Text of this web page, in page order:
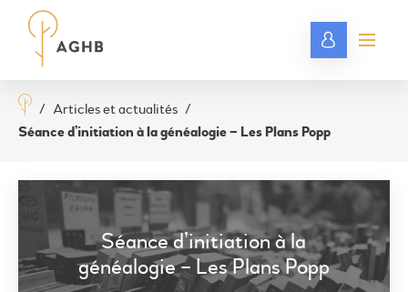
/ Articles et actualités /
Séance d’initiation à la généalogie – Les Plans Popp
Séance d’initiation à la
généalogie – Les Plans Popp